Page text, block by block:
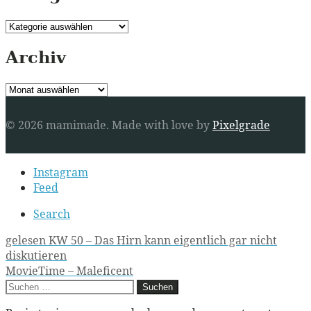
Kategorien
Archiv
Archiv
© 2026 mamimade. Made with love byPixelgrade
Secondary
navigationInstagram
Feed
Search
Post
navigation
gelesen KW 50 – Das Hirn kann eigentlich gar nicht
diskutieren
MovieTime – Maleficent
Suchen